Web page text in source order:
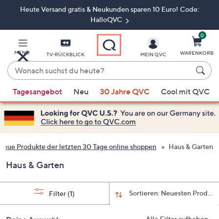
ZumHeute Versand gratis & Neukunden sparen 10 Euro! Code:
HalloQVC
MENÜ TV-RÜCKBLICK
Wonach
suchst
du
heute?
Vorschläge
verfügbar
sind,
verwenden
Sie
Pfeiltasten
nach
und
nach
MEIN QVC
0
WARENKORB
Tagesangebot Neu 30 Jahre QVC Cool mit QVC
Produkte der letzten 30 Tage online shoppen Haus & Garten
Haus & Garten
Sortieren: Neuesten
Filter (1)